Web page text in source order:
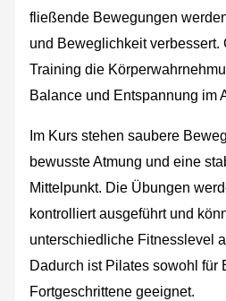
fließende Bewegungen
und Beweglichkeit verbessert.
Training die
Balance und Entspannung im
Im Kurs stehen saubere
bewusste Atmung und eine
Mittelpunkt. Die Übungen
kontrolliert ausgeführt und
unterschiedliche Fitnesslevel
Dadurch ist Pilates sowohl für
Fortgeschrittene geeignet.